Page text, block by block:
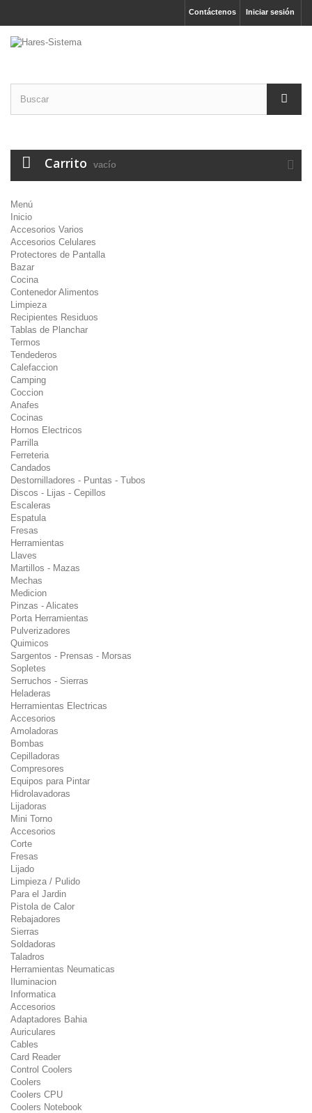
Iniciar sesión
Contáctenos
Carrito vacío
Menú
Inicio
Accesorios Varios
Accesorios Celulares
Protectores de Pantalla
Bazar
Cocina
Contenedor Alimentos
Limpieza
Recipientes Residuos
Tablas de Planchar
Termos
Tendederos
Calefaccion
Camping
Coccion
Anafes
Cocinas
Hornos Electricos
Parrilla
Ferreteria
Candados
Destornilladores - Puntas - Tubos
Discos - Lijas - Cepillos
Escaleras
Espatula
Fresas
Herramientas
Llaves
Martillos - Mazas
Mechas
Medicion
Pinzas - Alicates
Porta Herramientas
Pulverizadores
Quimicos
Sargentos - Prensas - Morsas
Sopletes
Serruchos - Sierras
Heladeras
Herramientas Electricas
Accesorios
Amoladoras
Bombas
Cepilladoras
Compresores
Equipos para Pintar
Hidrolavadoras
Lijadoras
Mini Torno
Accesorios
Corte
Fresas
Lijado
Limpieza / Pulido
Para el Jardin
Pistola de Calor
Rebajadores
Sierras
Soldadoras
Taladros
Herramientas Neumaticas
Iluminacion
Informatica
Accesorios
Adaptadores Bahia
Auriculares
Cables
Card Reader
Control Coolers
Coolers
Coolers CPU
Coolers Notebook